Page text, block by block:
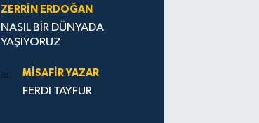
ZERRIN ERDOĞAN
NASIL BİR DÜNYADA
YAŞIYORUZ
MISAFIR YAZAR
FERDİ TAYFUR